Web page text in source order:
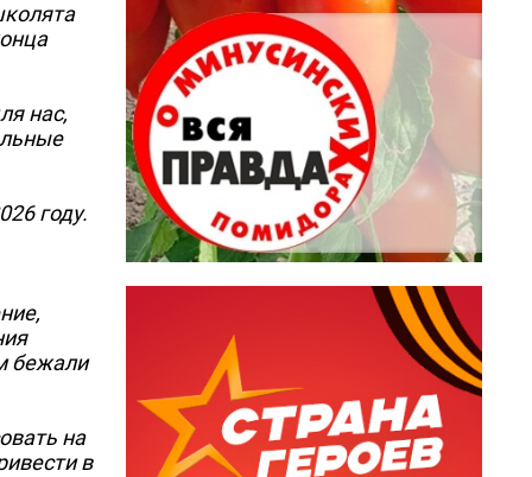
нас,
году.
бежали
на
в